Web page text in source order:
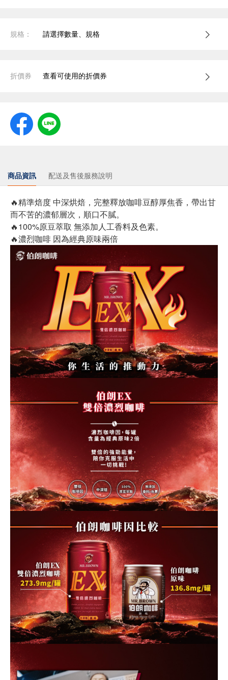
規格： 請選擇數量、規格
折價券 查看可使用的折價券
商品資訊 配送及售後服務說明
🔥精準焙度 中深烘焙，完整釋放咖啡豆醇厚焦香，帶出甘
而不苦的濃郁層次，順口不膩。
🔥100%原豆萃取 無添加人工香料及色素。
🔥濃烈咖啡 因為經典原味兩倍